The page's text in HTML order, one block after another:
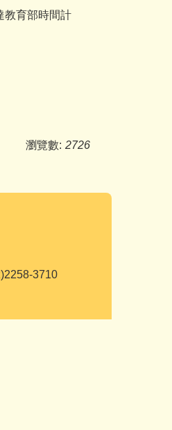
教育部時間計
瀏覽數: 2726
3710